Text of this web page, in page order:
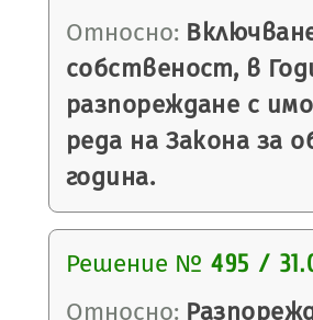
Относно:
собственост, в
разпореждане с
реда на Закона за
година.
Решение № 495 /
Относно: